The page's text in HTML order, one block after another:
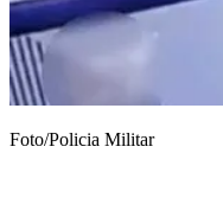
Foto/Policia Militar